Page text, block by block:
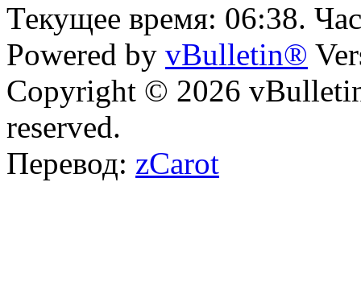
Текущее время: 06:38.
Powered by vBulletin®
Copyright © 2026
reserved.
Перевод: zCarot